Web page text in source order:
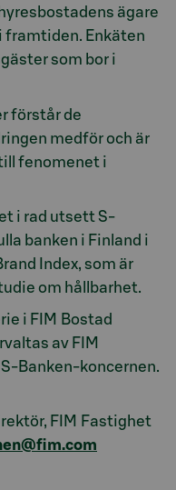
ägare
framtiden. Enkäten
som bor i
förstår de
medför och är
fenomenet i
i rad utsett S-
banken i Finland i
Index, som är
om hållbarhet.
i FIM Bostad
av FIM
Banken-koncernen.
FIM Fastighet